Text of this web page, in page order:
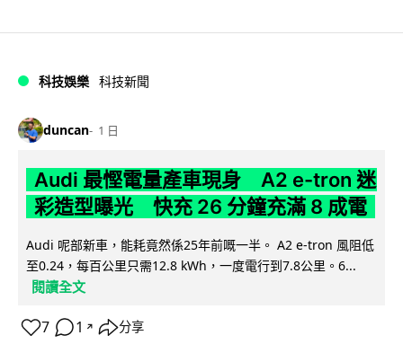
科技娛樂 科技新聞
duncan 1 日
Audi 最慳電量產車現身 A2 e-tron 迷
彩造型曝光 快充 26 分鐘充滿 8 成電
Audi 呢部新車，能耗竟然係25年前嘅一半。 A2 e-tron 風阻低
至0.24，每百公里只需12.8 kWh，一度電行到7.8公里。6...
閱讀全文
7 1 ↗ 分享